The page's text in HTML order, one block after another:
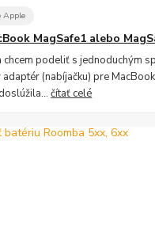
Apple
MagSafe1 alebo
chcem podeliť s jednoduchým
(nabíjačku) pre
čítať celé